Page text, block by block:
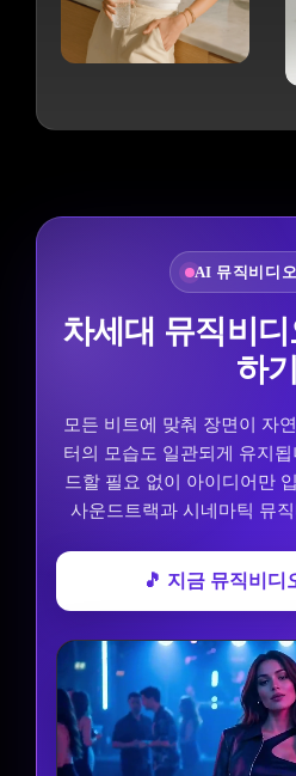
"얼굴 볼륨 및 처
"눈 주변 노화 징
"피부 톤 및 색소
과학적 얼굴 분석 UI와
앙에는 분석을 기반으
요. 예를
"예상 나이: (얼굴 분석
자)"
전체 스타일: 미래적인
분석, 미니멀리스틱, 프
명, 성별 언급 없음, 모든
함.
AI 뮤직비디오
차세대 뮤직비
하기
모든 비트에 맞춰 장면이 자
터의 모습도 일관되게 유지
드할 필요 없이 아이디어만
사운드트랙과 시네마틱 뮤
🎵 지금 뮤직비디